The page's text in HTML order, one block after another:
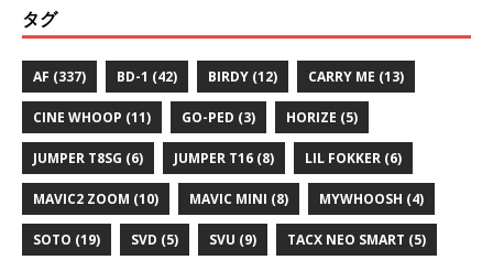
タグ
AF (337) BD-1 (42) BIRDY (12) CARRY ME (13)
CINE WHOOP (11) GO-PED (3) HORIZE (5)
JUMPER T8SG (6) JUMPER T16 (8) LIL FOKKER (6)
MAVIC2 ZOOM (10) MAVIC MINI (8) MYWHOOSH (4)
SOTO (19) SVD (5) SVU (9) TACX NEO SMART (5)